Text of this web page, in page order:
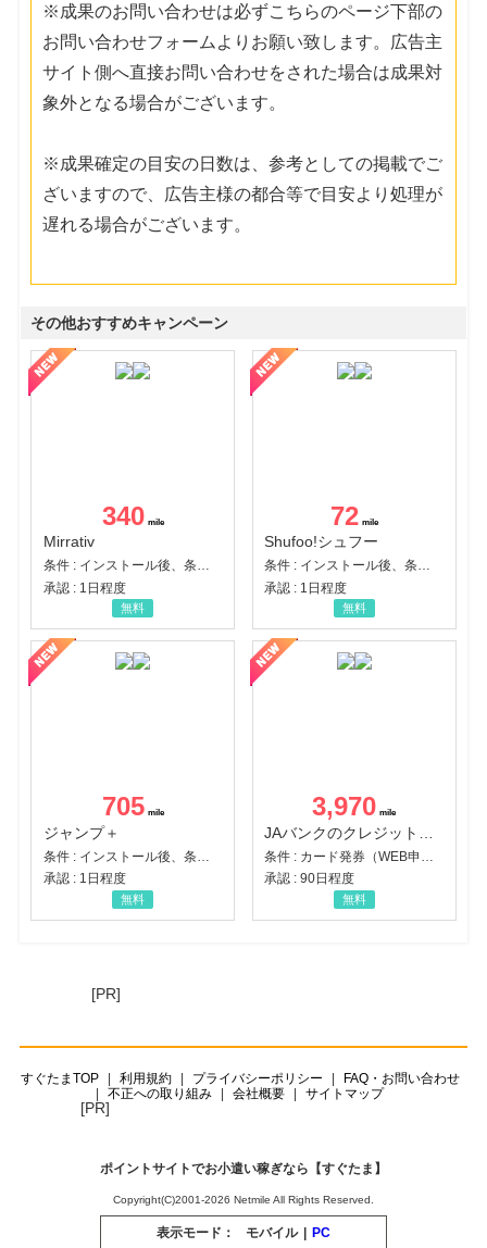
※成果のお問い合わせは必ずこちらのページ下部の
お問い合わせフォームよりお願い致します。広告主
サイト側へ直接お問い合わせをされた場合は成果対
象外となる場合がございます。
※成果確定の目安の日数は、参考としての掲載でご
ざいますので、広告主様の都合等で目安より処理が
遅れる場合がございます。
その他おすすめキャンペーン
340
Mirrativ
条件 : インストール後、条件達成
承認 : 1日程度
無料
72
Shufoo!シュフー
条件 : インストール後、条件達成
承認 : 1日程度
無料
705
ジャンプ＋
承認 : 1日程度
無料
3,970
承認 : 90日程度
無料
[PR]
すぐたまTOP 利用規約 プライバシーポリシー
FAQ・お問い合わせ
不正への取り組み
会社概要 サイトマップ
[PR]
ポイントサイトでお小遣い稼ぎなら【すぐたま】
Copyright(C)2001-2026 Netmile All Rights Reserved.
表示モード： モバイル | PC